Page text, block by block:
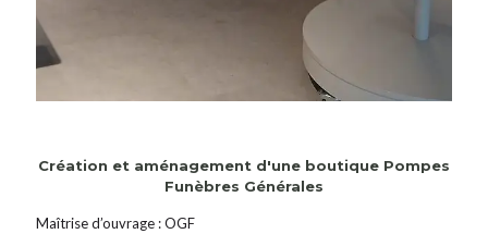
Création et aménagement d'une boutique Pompes
Funèbres Générales
Maîtrise d’ouvrage : OGF